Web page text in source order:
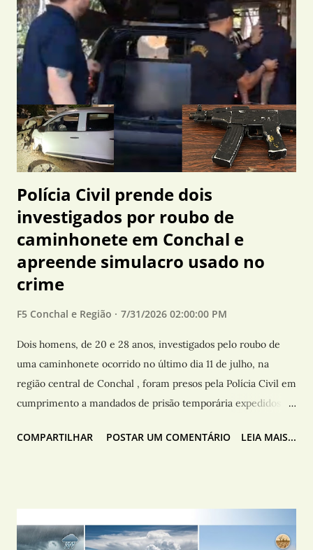
substituídos. A principal expectativa é de uma leve redução
no preço da gasolina, já que o etanol costuma ter custo
inferior ao da gasolina pura. No entanto, especialistas
destacam que essa queda dependerá de fatores como o preço
internacional do petróleo, a cotação do dólar e a política de
preços das refinarias, não havendo garantia de redução
imediata nas bombas. Em relação aos veículos, a mudança
deve ter impacto mínimo nos carros ...
Polícia Civil prende dois
investigados por roubo de
caminhonete em Conchal e
apreende simulacro usado no
crime
F5 Conchal e Região 7/31/2026 02:00:00 PM
Dois homens, de 20 e 28 anos, investigados pelo roubo de
uma caminhonete ocorrido no último dia 11 de julho, na
região central de Conchal , foram presos pela Polícia Civil em
cumprimento a mandados de prisão temporária expedidos
manhã desta sexta-feira (31). Durante a ação mais recente, os
Vila Aparecida, quando um investigado de 20 anos foi
COMPARTILHAR POSTAR UM COMENTÁRIO LEIA MAIS...